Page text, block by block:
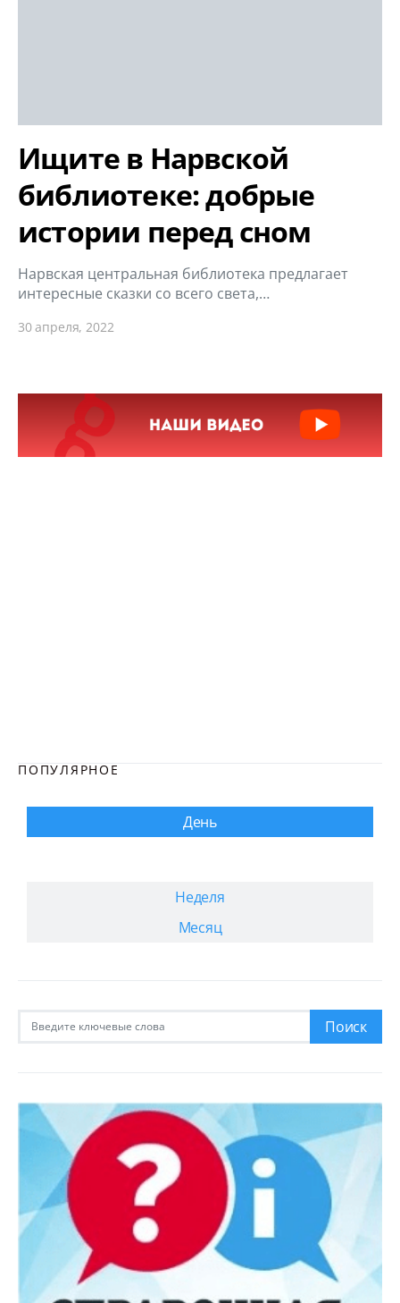
Ищите в Нарвской
библиотеке: добрые
истории перед сном
Нарвская центральная библиотека предлагает
интересные сказки со всего света,…
30 апреля, 2022
ПОПУЛЯРНОЕ
День
Неделя
Месяц
Поиск